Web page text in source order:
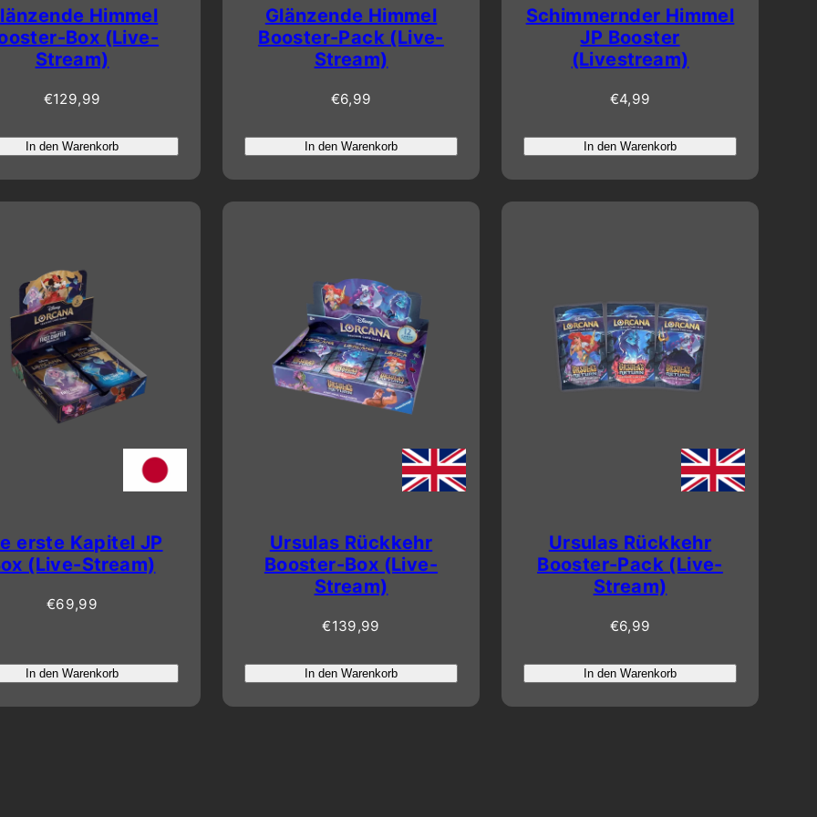
Himmel
Box (Live-
Stream)
Regulärer
€129,99
In den Warenkorb
Glänzende Himmel
Booster-Pack (Live-
Stream)
Regulärer
€6,99
In den Warenkorb
Schimmernder Himmel
JP Booster
(Livestream)
Regulärer
€4,99
In den Warenkorb
erste Kapitel JP
(Live-Stream)
Regulärer
€69,99
In den Warenkorb
Ursulas Rückkehr
Booster-Box (Live-
Stream)
Regulärer
€139,99
In den Warenkorb
Ursulas Rückkehr
Booster-Pack (Live-
Stream)
Regulärer
€6,99
In den Warenkorb